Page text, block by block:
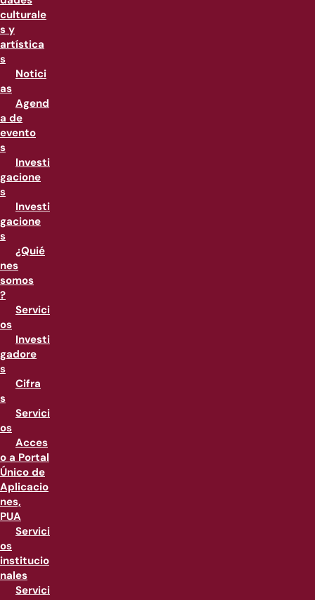
culturale
s y
artística
s
Notici
as
Agend
a de
evento
s
Investi
gacione
s
Investi
gacione
s
¿Quié
nes
somos
?
Servici
os
Investi
gadore
s
Cifra
s
Servici
os
Acces
o a Portal
Único de
Aplicacio
nes,
PUA
Servici
os
institucio
nales
Servici